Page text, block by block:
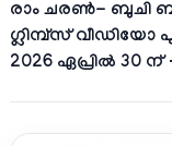
രാം ചരൺ- ബുചി
ഗ്ലിമ്പ്സ് വീഡിയോ
2026 ഏപ്രിൽ 30 ന്